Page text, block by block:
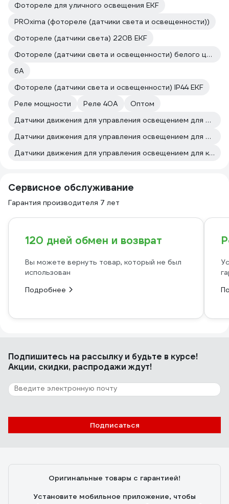
Фотореле для уличного освещения EKF
PROxima (фотореле (датчики света и освещенности))
Фотореле (датчики света) 220В EKF
Фотореле (датчики света и освещенности) белого цвета EKF
6А
Фотореле (датчики света и освещенности) IP44 EKF
Реле мощности
Реле 40А
Оптом
Датчики движения для управления освещением для магазина
Датчики движения для управления освещением для прихожей
Датчики движения для управления освещением для кухни
Сервисное обслуживание
Гарантия производителя 7 лет
120 дней обмен и возврат
Вы можете вернуть товар, который не был
использован
Подробнее
Подпишитесь на рассылкуи будьте в курсе!
Акции, скидки, распродажи ждут!
Подписаться
Оригинальные товары с гарантией!
Установите мобильное приложение, чтобы